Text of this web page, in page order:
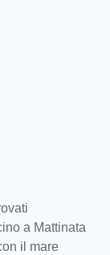
a Mattinata
il mare